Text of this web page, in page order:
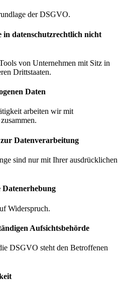
der DSGVO.
in datenschutzrechtlich nicht
von Unternehmen mit Sitz in
Drittstaaten.
Daten
arbeiten wir mit
Datenverarbeitung
sind nur mit Ihrer ausdrücklichen
Datenerhebung
Widerspruch.
Aufsichts­behörde
DSGVO steht den Betroffenen